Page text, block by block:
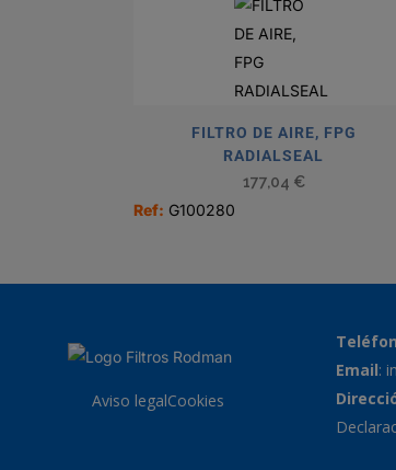
FILTRO DE AIRE, FPG
RADIALSEAL
177,04 €
Ref: G100280
Aviso legalCookies
Email: